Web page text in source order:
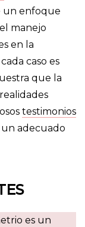
un enfoque
manejo
en la
caso es
que la
testimonios
un adecuado
es un